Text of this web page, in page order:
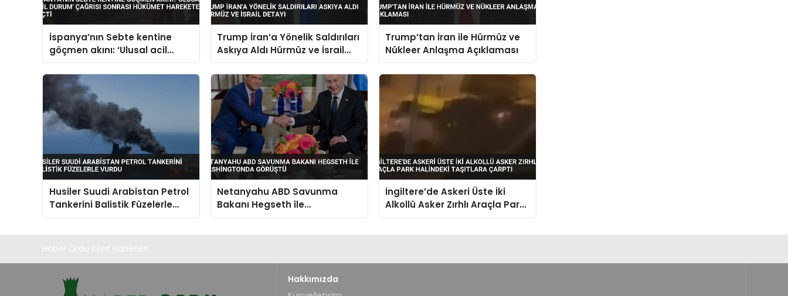
İspanya’nın Sebte kentine
göçmen akını: ‘Ulusal acil
durum’ çağrısı sonrası
hükümet harekete geçti
Trump İran’a Yönelik Saldırıları
Askıya Aldı Hürmüz ve İsrail
Detayı
Trump’tan İran ile Hürmüz ve
Nükleer Anlaşma Açıklaması
Husiler Suudi Arabistan Petrol
Tankerini Balistik Füzelerle
Vurdu
Netanyahu ABD Savunma
Bakanı Hegseth ile
Washingtonda Görüştü
İngiltere’de Askeri Üste İki
Alkollü Asker Zırhlı Araçla Park
Halindeki Taşıtlara Çarptı
Hakkımızda